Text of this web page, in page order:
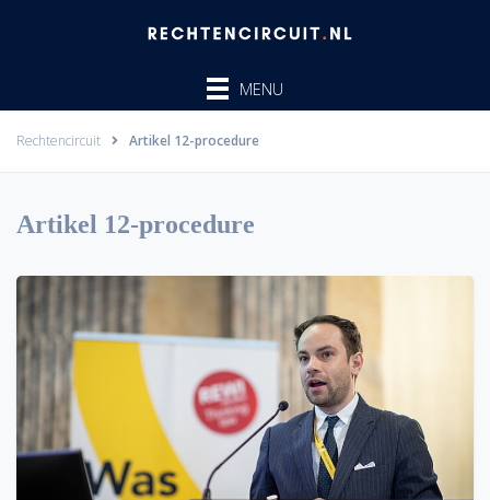
MENU
Rechtencircuit Artikel 12-procedure
Artikel 12-procedure